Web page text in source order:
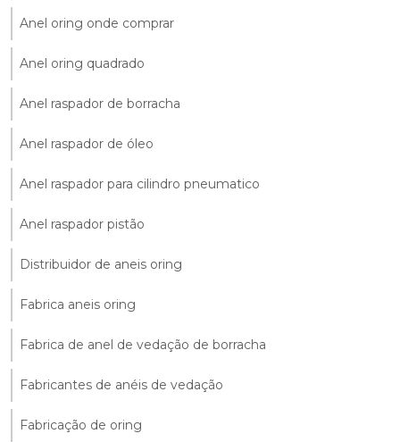
Anel oring onde comprar
Anel oring quadrado
Anel raspador de borracha
Anel raspador de óleo
Anel raspador para cilindro pneumatico
Anel raspador pistão
Distribuidor de aneis oring
Fabrica aneis oring
Fabrica de anel de vedação de borracha
Fabricantes de anéis de vedação
Fabricação de oring